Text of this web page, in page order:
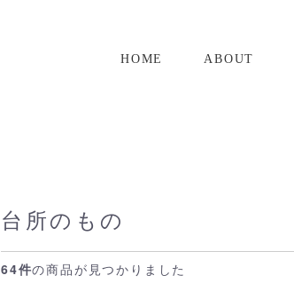
HOME ABOUT
台所のもの
64件の商品が見つかりました